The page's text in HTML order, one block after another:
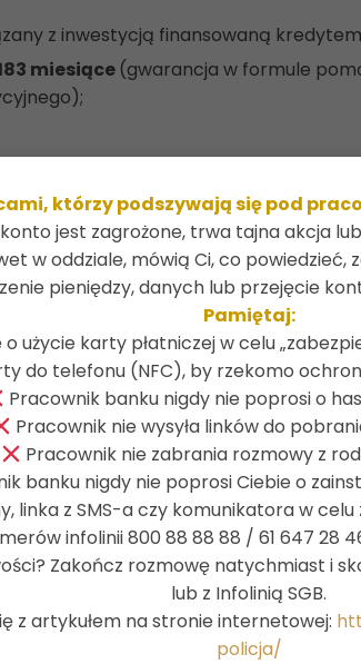
z inwestycją finansowaną
miesiące (gwarancja w formule
Europejskiego i Rady (UE) 2021/
2023/2831 z dnia 13 grudnia 2023 r.
sto miesięczny okres kredytu i nie
raty odsetkowej wyliczonej zgodnie
(od daty uruchomienia kredytu)
rolnikom oraz przetwórcom
kryteria dużego
tj.:
którzy podszywają się pod
jest zagrożone, trwa tajna akcja
w oddziale, mówią Ci, co
pieniędzy, danych lub przejęcie
Pamiętaj:
użycie karty płatniczej w celu
do telefonu (NFC), by rzekomo
Pracownik banku nigdy nie poprosi o
Pracownik nie wysyła linków do
Pracownik nie zabrania rozmowy z
banku nigdy nie poprosi Ciebie o
linka z SMS-a czy komunikatora w
infolinii 800 88 88 88 / 61 647 28
Zakończ rozmowę natychmiast i
lub z Infolinią SGB.
z artykułem na stronie internetowej:
policja/